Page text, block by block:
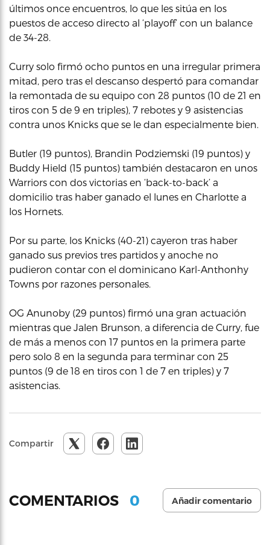
últimos once encuentros, lo que les sitúa en los
puestos de acceso directo al ‘playoff’ con un balance
de 34-28.
Curry solo firmó ocho puntos en una irregular primera
mitad, pero tras el descanso despertó para comandar
la remontada de su equipo con 28 puntos (10 de 21 en
tiros con 5 de 9 en triples), 7 rebotes y 9 asistencias
contra unos Knicks que se le dan especialmente bien.
Butler (19 puntos), Brandin Podziemski (19 puntos) y
Buddy Hield (15 puntos) también destacaron en unos
Warriors con dos victorias en ‘back-to-back’ a
domicilio tras haber ganado el lunes en Charlotte a
los Hornets.
Por su parte, los Knicks (40-21) cayeron tras haber
ganado sus previos tres partidos y anoche no
pudieron contar con el dominicano Karl-Anthonhy
Towns por razones personales.
OG Anunoby (29 puntos) firmó una gran actuación
mientras que Jalen Brunson, a diferencia de Curry, fue
de más a menos con 17 puntos en la primera parte
pero solo 8 en la segunda para terminar con 25
puntos (9 de 18 en tiros con 1 de 7 en triples) y 7
asistencias.
Compartir
COMENTARIOS 0 Añadir comentario